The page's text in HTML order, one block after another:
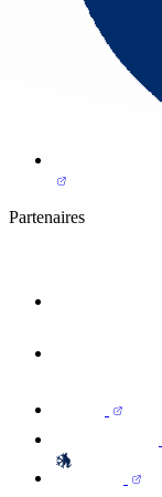
Partenaires